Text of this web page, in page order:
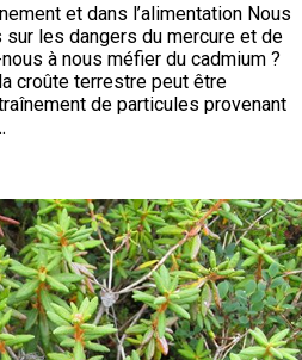
et dans l’alimentation Nous
les dangers du mercure et de
à nous méfier du cadmium ?
croûte terrestre peut être
de particules provenant